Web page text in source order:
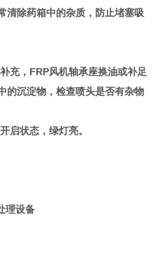
除药箱中的杂质，防止堵塞吸
充，FRP风机轴承座换油或补足
的沉淀物，检查喷头是否有杂物
启状态，绿灯亮。
理设备